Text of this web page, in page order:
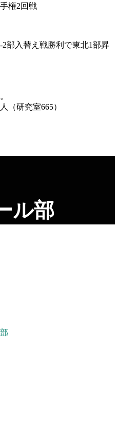
権2回戦
部入替え戦勝利で東北1部昇
研究室665）
ル部